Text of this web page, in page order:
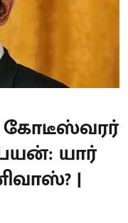
கோடீஸ்வரர்
யார்
|